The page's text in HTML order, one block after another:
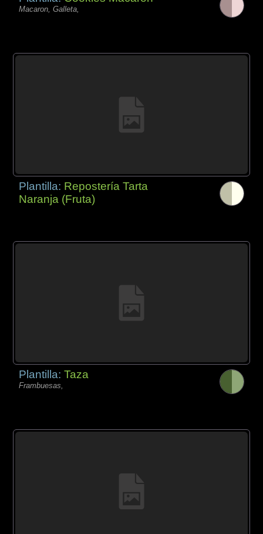
Macaron, Galleta,
Plantilla: Repostería Tarta
Naranja (Fruta)
Plantilla:Taza
Frambuesas,